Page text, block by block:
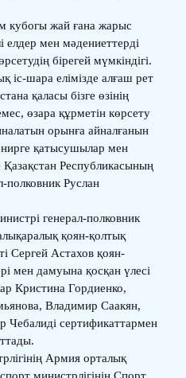
кубогы жай ғана жарыс
елдер мен мәдениеттерді
бірегей мүмкіндігі.
іс-шара елімізде алғаш рет
қаласы бізге өзінің
өзара құрметін көрсету
орынға айналғанын
қатысушылар мен
Қазақстан Республикасының
полковник Руслан
генерал-полковник
қоян-қолтық
Сергей Астахов қоян-
мен дамуына қосқан үлесі
Кристина Гордиенко,
Владимир Саакян,
сертификаттармен
Армия орталық